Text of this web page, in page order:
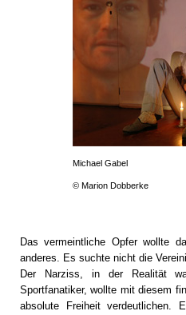
Michael Gabel
© Marion Dobberke
Das vermeintliche Opfer wollte
anderes. Es suchte nicht die
Der Narziss, in der Realität
Sportfanatiker, wollte mit diesem
absolute Freiheit verdeutlichen.